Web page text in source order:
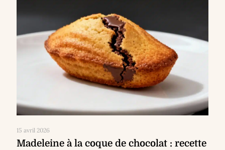
15 avril 2026
Madeleine à la coque de chocolat : recette